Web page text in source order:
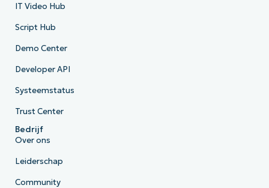
IT Video Hub
Script Hub
Demo Center
Developer API
Systeemstatus
Trust Center
Bedrijf
Over ons
Leiderschap
Community